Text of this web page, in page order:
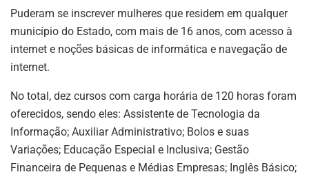
Puderam se inscrever mulheres que residem em qualquer
município do Estado, com mais de 16 anos, com acesso à
internet e noções básicas de informática e navegação de
internet.
No total, dez cursos com carga horária de 120 horas foram
oferecidos, sendo eles: Assistente de Tecnologia da
Informação; Auxiliar Administrativo; Bolos e suas
Variações; Educação Especial e Inclusiva; Gestão
Financeira de Pequenas e Médias Empresas; Inglês Básico;